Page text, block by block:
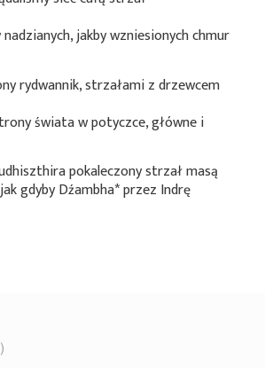
jakby wzniesionych chmur
rydwannik, strzałami z drzewcem
świata w potyczce, główne i
pokaleczony strzał masą
gdybyDźambha*przez Indrę